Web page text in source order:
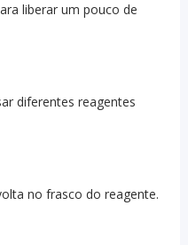
liberar um pouco de
diferentes reagentes
no frasco do reagente.